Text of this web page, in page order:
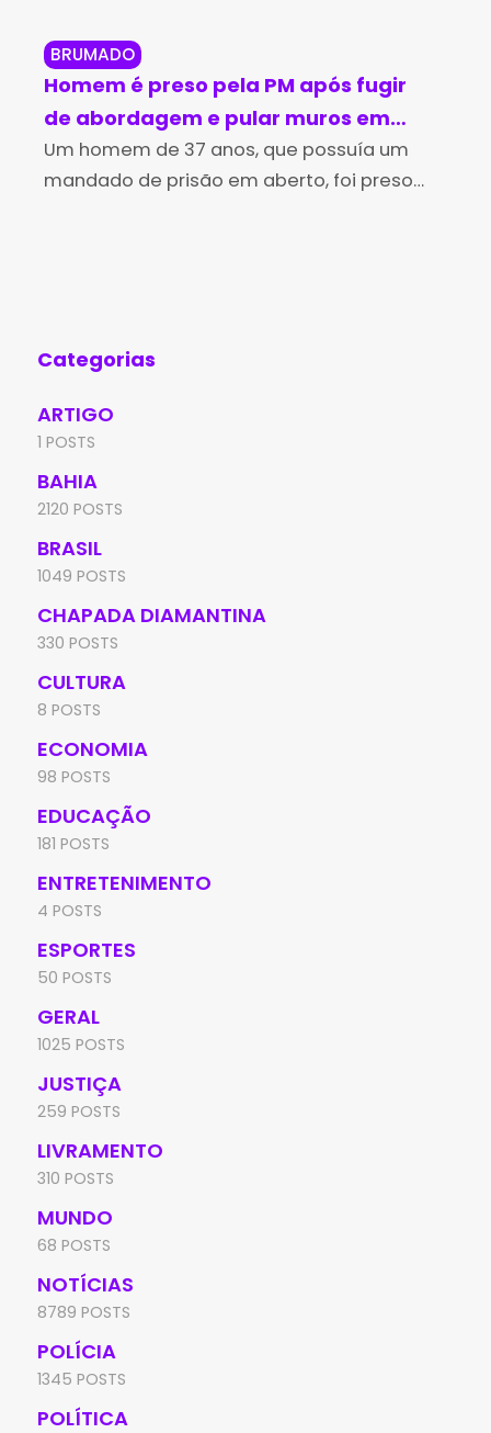
BRUMADO
Homem é preso pela PM após fugir
de abordagem e pular muros em
Brumado
Um homem de 37 anos, que possuía um
mandado de prisão em aberto, foi preso
Categorias
ARTIGO
1 POSTS
BAHIA
2120 POSTS
BRASIL
1049 POSTS
CHAPADA DIAMANTINA
330 POSTS
CULTURA
8 POSTS
ECONOMIA
98 POSTS
EDUCAÇÃO
181 POSTS
ENTRETENIMENTO
4 POSTS
ESPORTES
50 POSTS
GERAL
1025 POSTS
JUSTIÇA
259 POSTS
LIVRAMENTO
310 POSTS
MUNDO
68 POSTS
NOTÍCIAS
8789 POSTS
POLÍCIA
1345 POSTS
POLÍTICA